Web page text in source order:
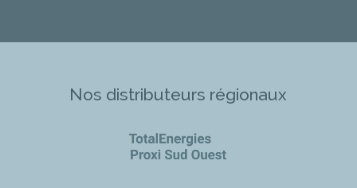
Nos distributeurs régionaux